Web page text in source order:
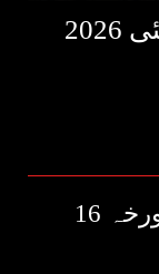
روزنامہ مسکن مورخہ 16